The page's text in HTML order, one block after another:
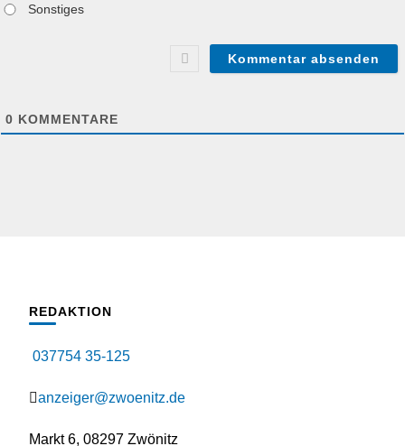
Sonstiges
0 KOMMENTARE
REDAKTION
037754 35-125
anzeiger@zwoenitz.de
Markt 6, 08297 Zwönitz